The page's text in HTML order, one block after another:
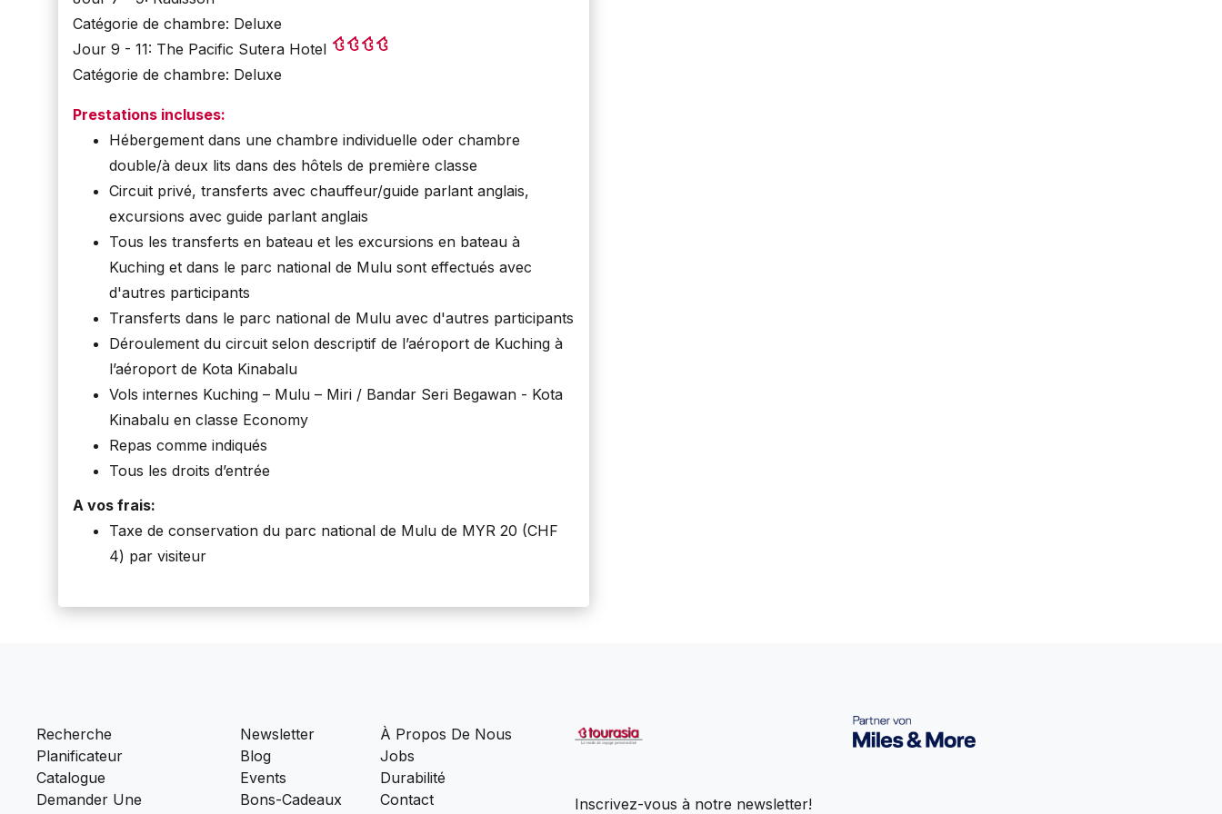
Catégorie de chambre: Deluxe
Jour 9 - 11: The Pacific Sutera Hotel
Catégorie de chambre: Deluxe
Prestations incluses:
Hébergement dans une chambre individuelle oder chambre
double/à deux lits dans des hôtels de première classe
Circuit privé, transferts avec chauffeur/guide parlant anglais,
excursions avec guide parlant anglais
Tous les transferts en bateau et les excursions en bateau à
Kuching et dans le parc national de Mulu sont effectués avec
d'autres participants
Transferts dans le parc national de Mulu avec d'autres participants
Déroulement du circuit selon descriptif de l’aéroport de Kuching à
l’aéroport de Kota Kinabalu
Vols internes Kuching – Mulu – Miri / Bandar Seri Begawan - Kota
Kinabalu en classe Economy
Repas comme indiqués
Tous les droits d’entrée
A vos frais:
Taxe de conservation du parc national de Mulu de MYR 20 (CHF
4) par visiteur
Recherche
Planificateur
Catalogue
Demander Une
Newsletter
Blog
Events
Bons-Cadeaux
À Propos De Nous
Jobs
Durabilité
Contact
Inscrivez-vous à notre newsletter!